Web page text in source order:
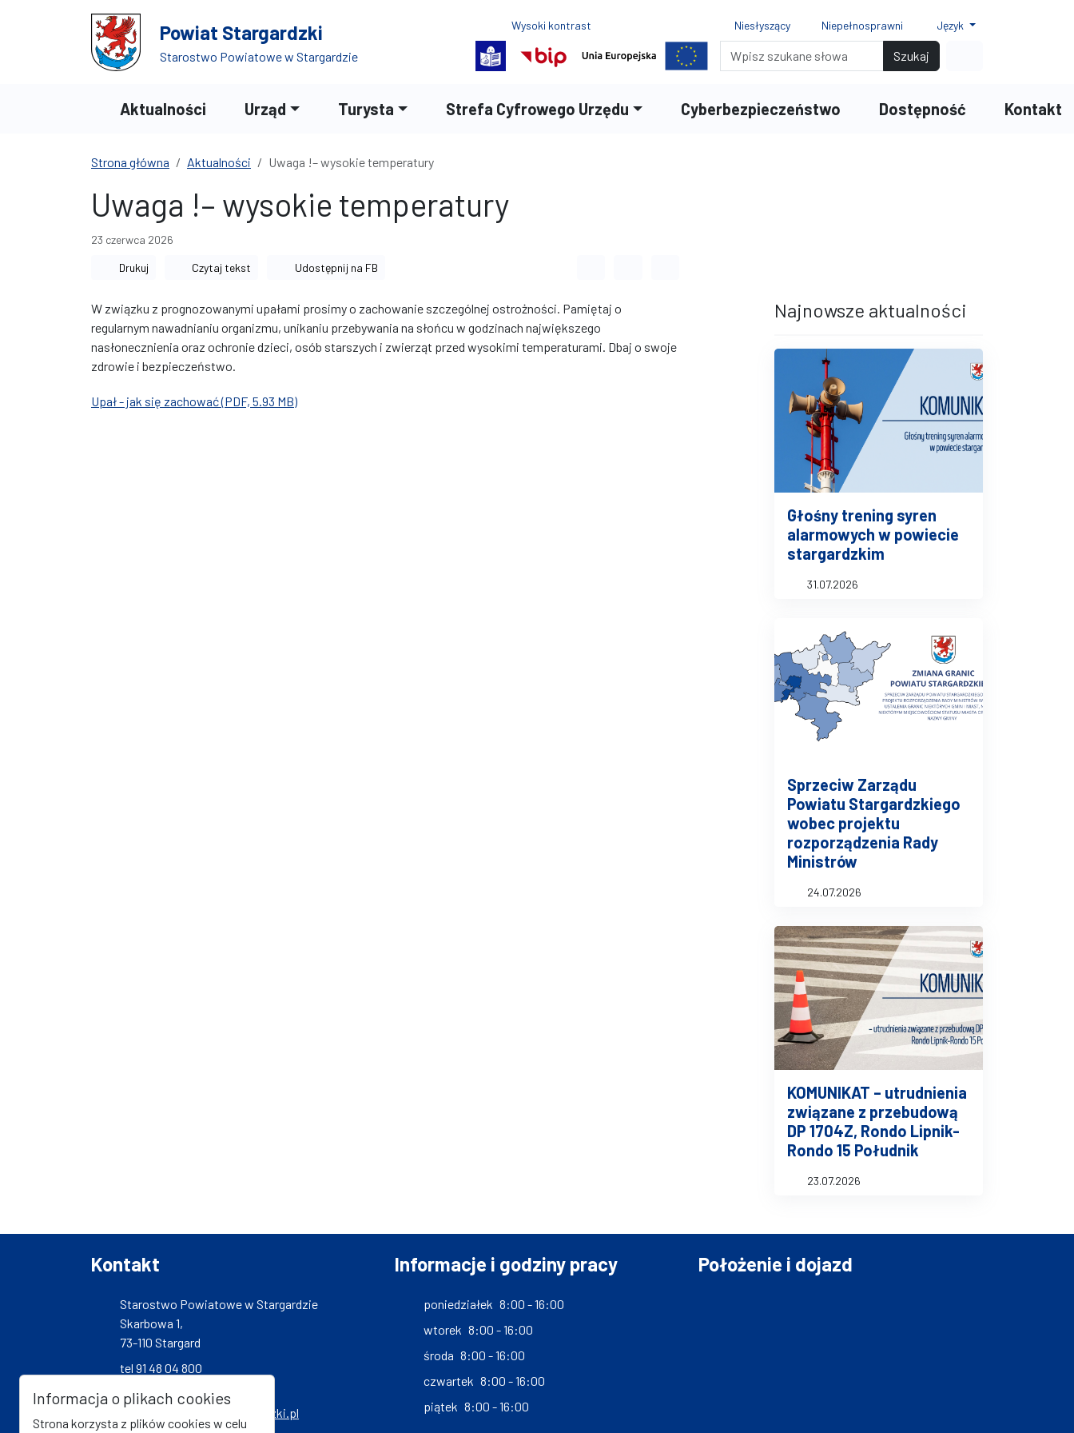
Przejdź do wyszukiwarki Powiat Stargardzki
Starostwo Powiatowe w Stargardzie
Wysoki kontrast
Normalny rozmiar czcionki
Rozmiar czcionki 150%
Rozmiar czcionki 200%
Niesłyszący Niepełnosprawni Język
Wyszukiwarka Szukaj
Aktualności Urząd Turysta Strefa Cyfrowego Urzędu Cyberbezpieczeństwo Dostępność Kontakt
Strona główna Aktualności Uwaga !– wysokie temperatury
Uwaga !– wysokie temperatury
23 czerwca 2026
Drukuj Czytaj tekst Udostępnij na FB
W związku z prognozowanymi upałami prosimy o zachowanie szczególnej ostrożności. Pamiętaj o
regularnym nawadnianiu organizmu, unikaniu przebywania na słońcu w godzinach największego
nasłonecznienia oraz ochronie dzieci, osób starszych i zwierząt przed wysokimi temperaturami. Dbaj o swoje
zdrowie i bezpieczeństwo.
Upał - jak się zachować (PDF, 5.93 MB)
Najnowsze aktualności
Głośny trening syren
alarmowych w powiecie
stargardzkim
31.07.2026
Sprzeciw Zarządu
Powiatu Stargardzkiego
wobec projektu
rozporządzenia Rady
Ministrów
24.07.2026
KOMUNIKAT – utrudnienia
związane z przebudową
DP 1704Z, Rondo Lipnik-
Rondo 15 Południk
23.07.2026
Kontakt
Starostwo Powiatowe w Stargardzie
Skarbowa 1,
73-110 Stargard
tel 91 48 04 800
starostwo@powiatstargardzki.pl
Informacje i godziny pracy
poniedziałek 8:00 - 16:00
wtorek 8:00 - 16:00
środa 8:00 - 16:00
czwartek 8:00 - 16:00
piątek 8:00 - 16:00
Położenie i dojazd
Informacja o plikach cookies
Strona korzysta z plików cookies w celu